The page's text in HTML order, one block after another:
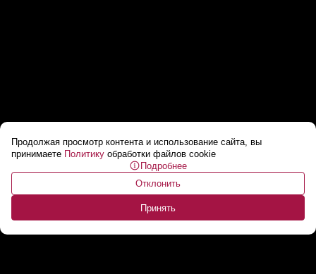
Продолжая просмотр контента и использование сайта, вы
принимаете Политику обработки файлов cookie
Подробнее
Отклонить
Принять
Полиция Флориды арестовала 10-летнего
преступника...